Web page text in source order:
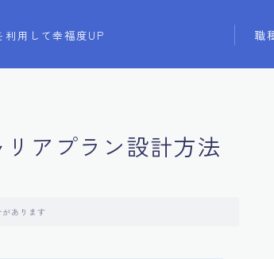
利用して幸福度UP 職
アプラン設計方法
あります